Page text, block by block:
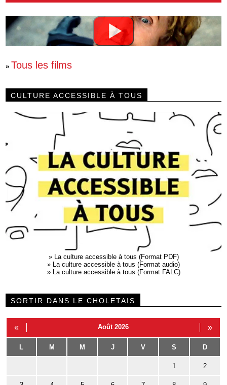
» Tous les films
CULTURE ACCESSIBLE À TOUS
» La culture accessible à tous (Format PDF)
» La culture accessible à tous (Format audio)
» La culture accessible à tous (Format FALC)
SORTIR DANS LE CHOLETAIS
« Août 2026 »
L M M J V S D
1 2